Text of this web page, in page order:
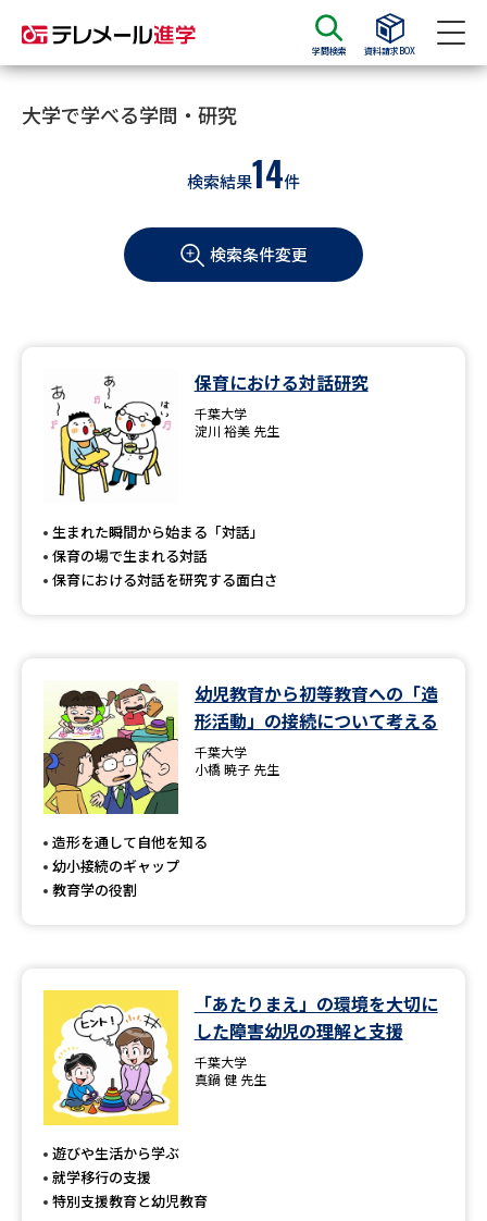
学問検索 資料請求BOX
資料請求
大学・短大の資料種類から請求
学部・学科パンフ
大学・短大以外の資料から請求
専門学校の資料請求
留学・進学関連、塾・予備校
高等学校（情報）教員資格認定
大学研究
大学で学べる内容や特徴を調べる
データサイエンス特集 奨学金・特待生制度特集
デジタルパンフレット 進路の３択
新学年スタート号特集ページ
（高3生用）
SELFBRAND特集ページ
大学で学べる学問・研究
検索結果14件
検索条件変更
保育における対話研究
千葉大学
淀川 裕美 先生
生まれた瞬間から始まる「対話」
保育の場で生まれる対話
保育における対話を研究する面白さ
幼児教育から初等教育への「造
形活動」の接続について考える
千葉大学
小橋 暁子 先生
造形を通して自他を知る
幼小接続のギャップ
教育学の役割
「あたりまえ」の環境を大切に
した障害幼児の理解と支援
千葉大学
真鍋 健 先生
遊びや生活から学ぶ
就学移行の支援
特別支援教育と幼児教育